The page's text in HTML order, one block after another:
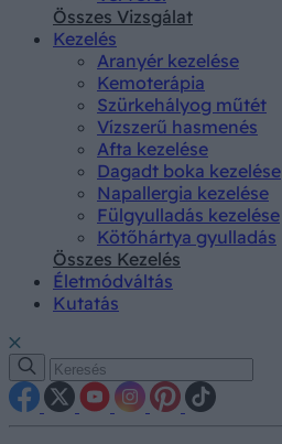
Összes Vizsgálat
Kezelés
Aranyér kezelése
Kemoterápia
Szürkehályog műtét
Vízszerű hasmenés
Afta kezelése
Dagadt boka kezelése
Napallergia kezelése
Fülgyulladás kezelése
Kötőhártya gyulladás
Összes Kezelés
Életmódváltás
Kutatás